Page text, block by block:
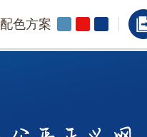
配色方案